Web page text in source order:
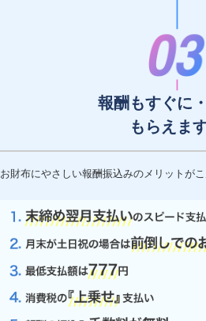
報酬もすぐに
もらえま
お財布にやさしい報酬振込みのメリットが